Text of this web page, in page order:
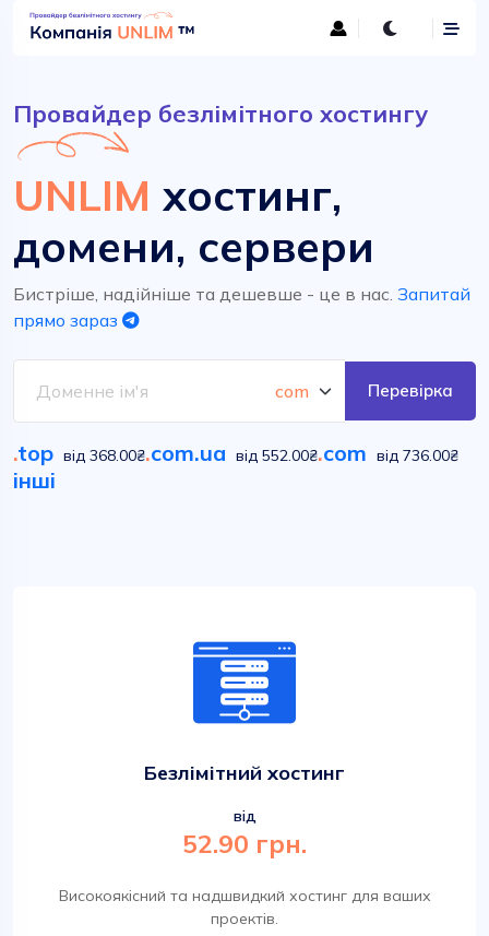
Провайдер безлімітного хостингу
UNLIM хостинг,
домени, сервери
Бистріше, надійніше та дешевше - це в нас. Запитай
прямо зараз
Перевірка
.top від 368.00₴.com.ua від 552.00₴.com від 736.00₴
інші
Безлімітний хостинг
від
52.90 грн.
Високоякісний та надшвидкий хостинг для ваших
проектів.